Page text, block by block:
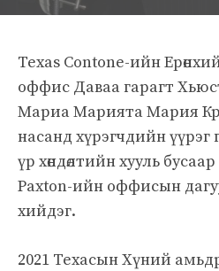
Texas Contone-ийн
оффис Даваа гарагт
Мариа Марията Мария
насанд хүрэгчдийн үүрэг
үр хөндөлтийн хууль бусаар
Paxton-ийн оффисын
хийдэг.
2021 Техасын Хүний